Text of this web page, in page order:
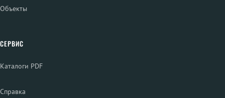
Объекты
СЕРВИС
Каталоги PDF
Справка